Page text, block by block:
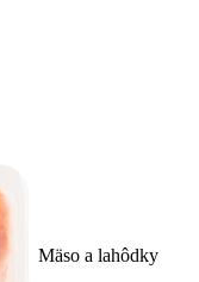
Mäso a lahôdky